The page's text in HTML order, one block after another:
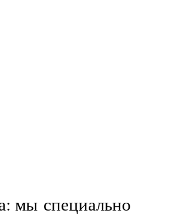
мы специально